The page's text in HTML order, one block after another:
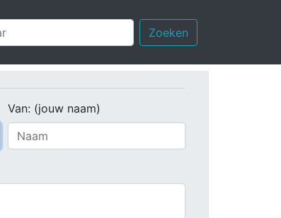
Zoeken
Van: (jouw naam)